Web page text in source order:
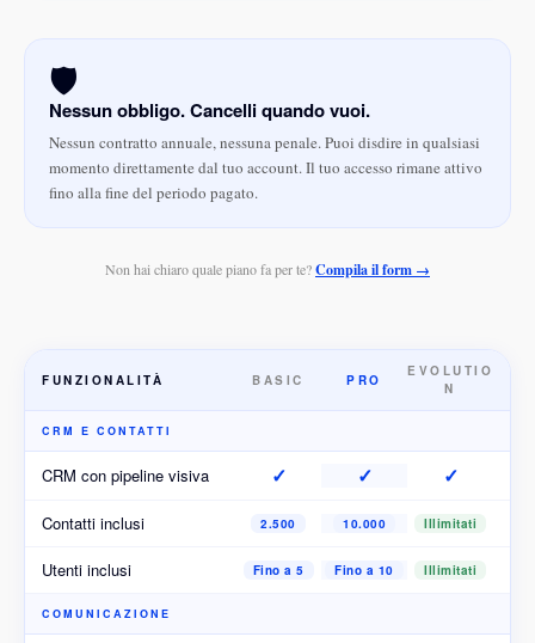
🛡️
Nessun obbligo. Cancelli quando vuoi.
Nessun contratto annuale, nessuna penale. Puoi disdire in qualsiasi
momento direttamente dal tuo account. Il tuo accesso rimane attivo
fino alla fine del periodo pagato.
Non hai chiaro quale piano fa per te?Compila il form →
FUNZIONALITÀ BASIC PRO
EVOLUTIO
N
CRM E CONTATTI
CRM con pipeline visiva ✓ ✓ ✓
Contatti inclusi 2.500 10.000 Illimitati
Utenti inclusi Fino a 5 Fino a 10 Illimitati
COMUNICAZIONE